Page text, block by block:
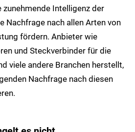
Intelligenz der
Nachfrage nach allen Arten von
fördern. Anbieter wie
und Steckverbinder für die
viele andere Branchen herstellt,
Nachfrage nach diesen